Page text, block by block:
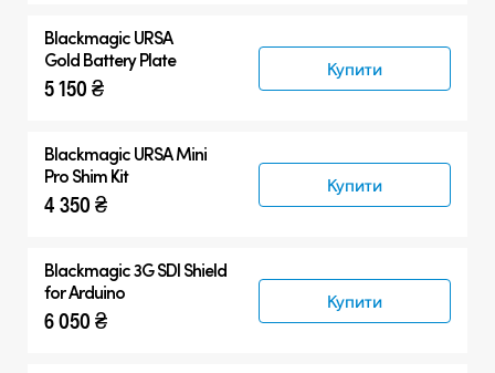
Blackmagic URSA
Gold Battery Plate
5 150 ₴
Купити
Blackmagic URSA Mini
Pro Shim Kit
4 350 ₴
Купити
Blackmagic 3G SDI Shield
for Arduino
6 050 ₴
Купити